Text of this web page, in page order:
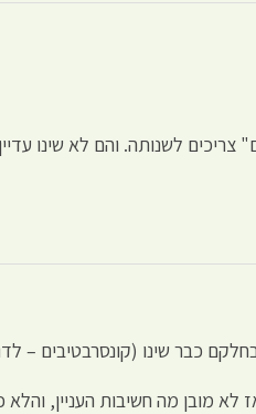
לשנותה. והם לא שינו
כבר שינו (קונסרבטיבים –
לא מובן מה חשיבות העניין,